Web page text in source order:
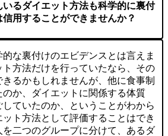
るダイエット方法も科学的に裏付
用することができませんか？
な裏付けのエビデンスとは言えま
方法だけを行っていたなら、その
るかもしれませんが、他に食事制
か、ダイエットに関係する体質
ていたのか、ということがわから
ト方法として評価することはでき
を二つのグループに分けて、あるダ